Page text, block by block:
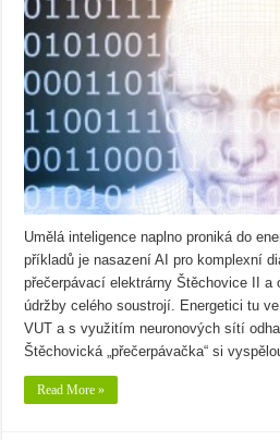
Umělá inteligence naplno proniká do
příkladů je nasazení AI pro komplexní
přečerpávací elektrárny Štěchovice II a
údržby celého soustrojí. Energetici tu
VUT a s využitím neuronových sítí
Štěchovická „přečerpávačka“ si
Read More »